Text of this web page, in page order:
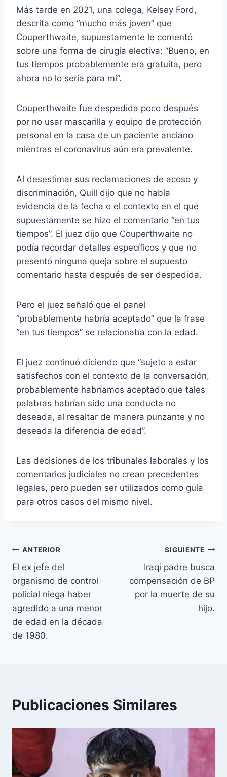
Más tarde en 2021, una colega, Kelsey Ford,
descrita como “mucho más joven” que
Couperthwaite, supuestamente le comentó
sobre una forma de cirugía electiva: “Bueno, en
tus tiempos probablemente era gratuita, pero
ahora no lo sería para mí”.
Couperthwaite fue despedida poco después
por no usar mascarilla y equipo de protección
personal en la casa de un paciente anciano
mientras el coronavirus aún era prevalente.
Al desestimar sus reclamaciones de acoso y
discriminación, Quill dijo que no había
evidencia de la fecha o el contexto en el que
supuestamente se hizo el comentario “en tus
tiempos”. El juez dijo que Couperthwaite no
podía recordar detalles específicos y que no
presentó ninguna queja sobre el supuesto
comentario hasta después de ser despedida.
Pero el juez señaló que el panel
“probablemente habría aceptado” que la frase
“en tus tiempos” se relacionaba con la edad.
El juez continuó diciendo que “sujeto a estar
satisfechos con el contexto de la conversación,
probablemente habríamos aceptado que tales
palabras habrían sido una conducta no
deseada, al resaltar de manera punzante y no
deseada la diferencia de edad”.
Las decisiones de los tribunales laborales y los
comentarios judiciales no crean precedentes
legales, pero pueden ser utilizados como guía
para otros casos del mismo nivel.
Navegación
de
entradas
ANTERIOR
El ex jefe del
organismo de control
policial niega haber
agredido a una menor
de edad en la década
de 1980.
SIGUIENTE
Iraqi padre busca
compensación de BP
por la muerte de su
hijo.
Publicaciones Similares